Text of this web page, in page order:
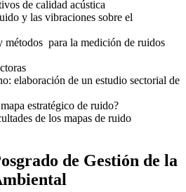
de calidad acústica
y las vibraciones sobre el
métodos para la medición de ruidos
elaboración de un estudio sectorial de
estratégico de ruido?
de los mapas de ruido
de Gestión de la